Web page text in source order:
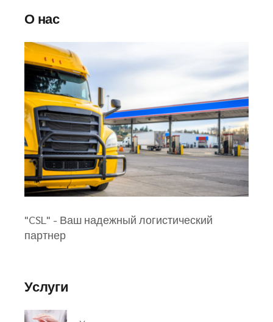
О нас
"CSL" - Ваш надежный логистический
партнер
Услуги